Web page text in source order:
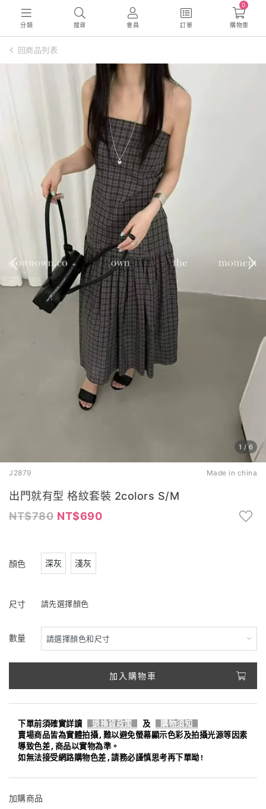
分類 搜尋 會員 訂單
0
購物車
回商品列表
1 /6
J2879 Made in china
出門就有型 格紋套裝 2colors S/M
780
690
顏色 深灰 淺灰
尺寸 請先選擇顏色
數量
加入購物車
下單前須確實詳讀 退換貨政策 及
購物須知
賣場商品皆為實體拍攝,難以避免螢幕顯示色彩及拍攝光源等因素
導致色差,商品以實物為準。
如無法接受網路購物色差,請務必謹慎思考再下單呦!
加購商品